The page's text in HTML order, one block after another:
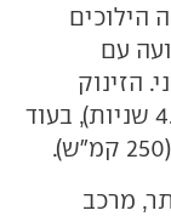
הילוכים
עם
הזינוק
ל-100 קמ"ש התארך ב-0.1 שניות (4.9 שניות), בעוד
מרכב